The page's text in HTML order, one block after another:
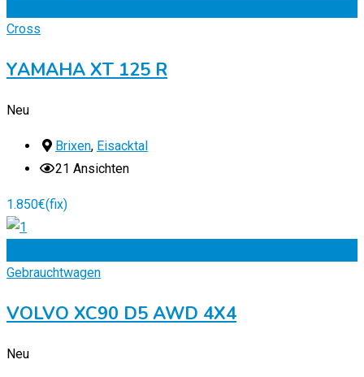
Cross
YAMAHA XT 125 R
Neu
Brixen, Eisacktal
21 Ansichten
1.850€(fix)
Gebrauchtwagen
VOLVO XC90 D5 AWD 4X4
Neu